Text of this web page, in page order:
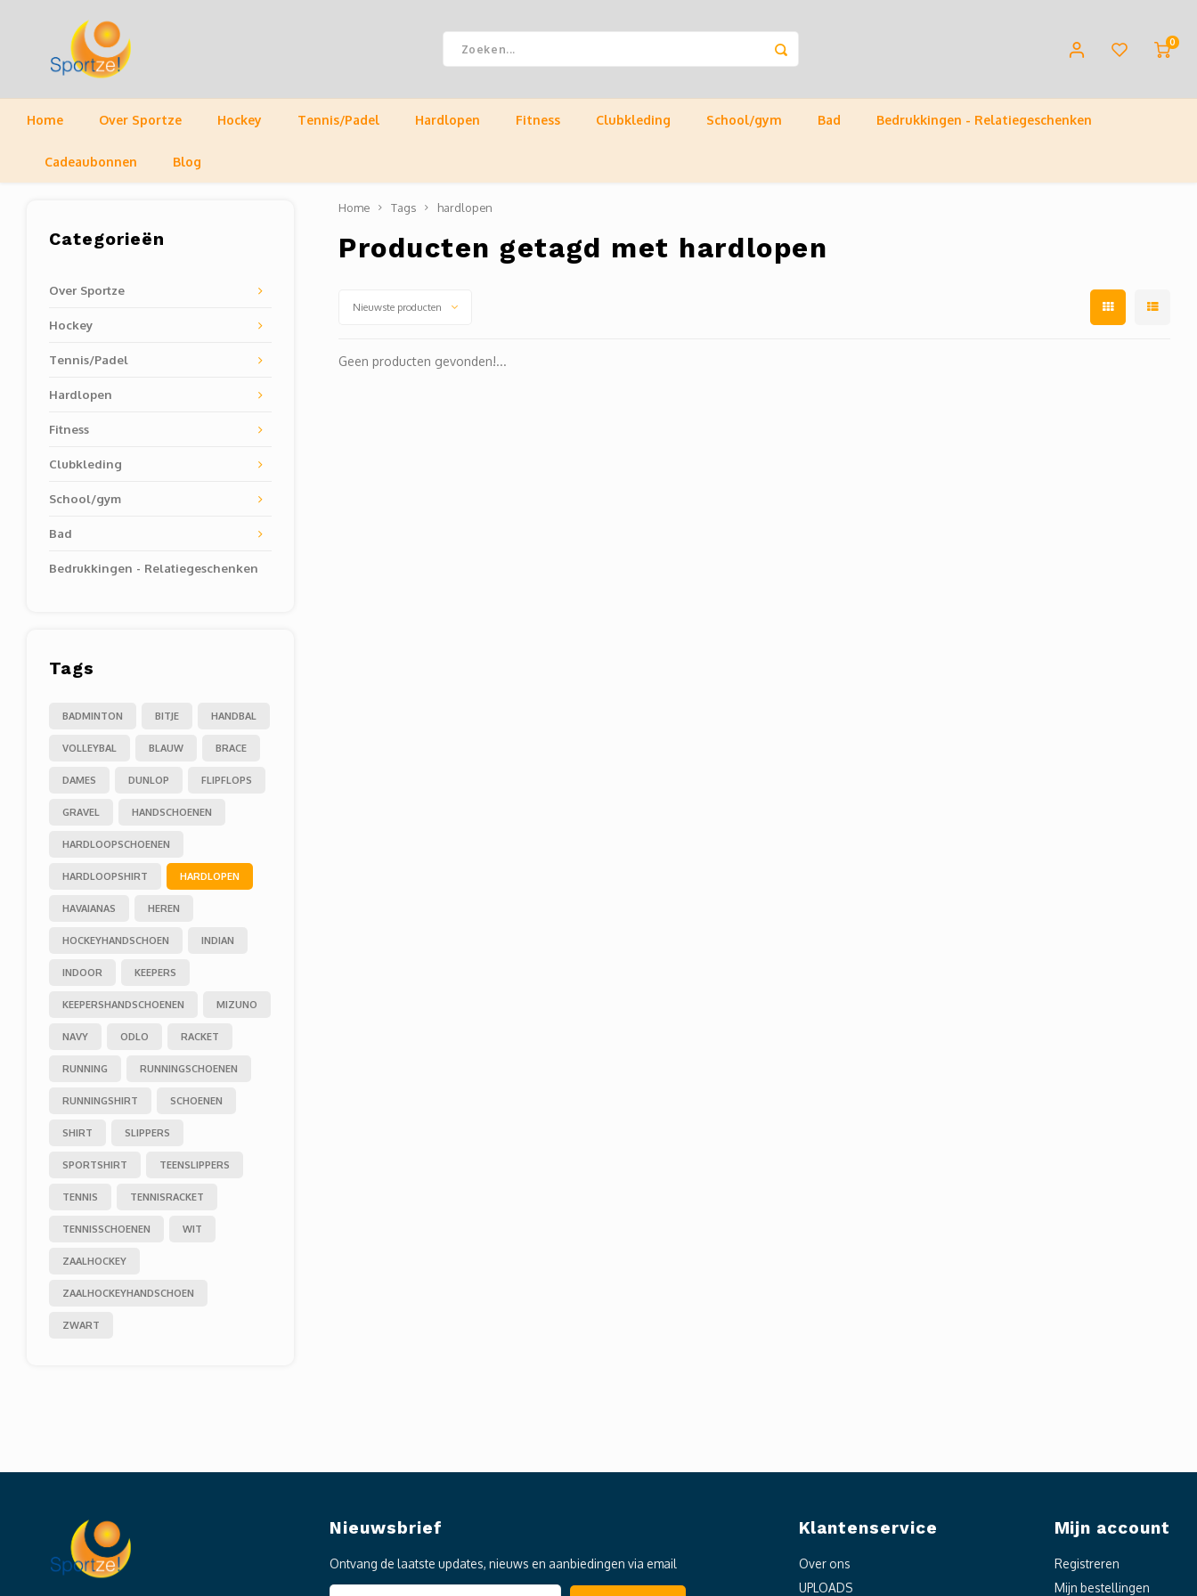
0
Home Over Sportze Hockey Tennis/Padel Hardlopen Fitness Clubkleding School/gym Bad Bedrukkingen - Relatiegeschenken
Cadeaubonnen Blog
Categorieën
Over Sportze
Hockey
Tennis/Padel
Hardlopen
Fitness
Clubkleding
School/gym
Bad
Bedrukkingen - Relatiegeschenken
Tags
BADMINTON BITJE HANDBAL
VOLLEYBAL BLAUW BRACE
DAMES DUNLOP FLIPFLOPS
GRAVEL HANDSCHOENEN
HARDLOOPSCHOENEN
HARDLOOPSHIRT HARDLOPEN
HAVAIANAS HEREN
HOCKEYHANDSCHOEN INDIAN
INDOOR KEEPERS
KEEPERSHANDSCHOENEN MIZUNO
NAVY ODLO RACKET
RUNNING RUNNINGSCHOENEN
RUNNINGSHIRT SCHOENEN
SHIRT SLIPPERS
SPORTSHIRT TEENSLIPPERS
TENNIS TENNISRACKET
TENNISSCHOENEN WIT
ZAALHOCKEY
ZAALHOCKEYHANDSCHOEN
ZWART
Home Tags hardlopen
Producten getagd met hardlopen
Nieuwste producten
Geen producten gevonden!...
Nieuwsbrief
Ontvang de laatste updates, nieuws en aanbiedingen via email
Klantenservice
Over ons
UPLOADS
Mijn account
Registreren
Mijn bestellingen